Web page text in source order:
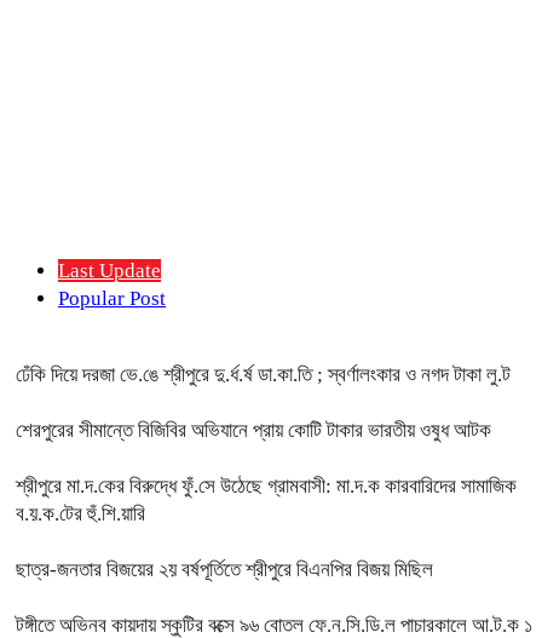
Last Update
Popular Post
ঢেঁকি দিয়ে দরজা ভে.ঙে শ্রীপুরে দু.র্ধ.র্ষ ডা.কা.তি ; স্বর্ণালংকার ও নগদ টাকা লু.ট
শেরপুরের সীমান্তে বিজিবির অভিযানে প্রায় কোটি টাকার ভারতীয় ওষুধ আটক
শ্রীপুরে মা.দ.কের বিরুদ্ধে ফুঁ.সে উঠেছে গ্রামবাসী: মা.দ.ক কারবারিদের সামাজিক
ব.য়.ক.টের হুঁ.শি.য়ারি
ছাত্র-জনতার বিজয়ের ২য় বর্ষপূর্তিতে শ্রীপুরে বিএনপির বিজয় মিছিল
টঙ্গীতে অভিনব কায়দায় স্কুটির বক্সে ৯৬ বোতল ফে.ন.সি.ডি.ল পাচারকালে আ.ট.ক ১